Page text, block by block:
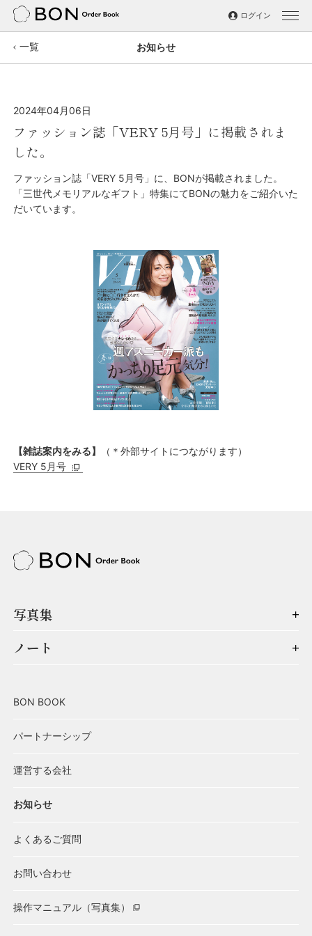
ログイン
写真集
BON BOOK
パートナーシップ
運営する会社
操作マニュアル（写真集）
操作マニュアル（ノート）
＠bon_order_book
一覧 お知らせ
2024年04月06日
ファッション誌「VERY 5月号」に掲載されま
した。
ファッション誌「VERY 5月号」に、BONが掲載されました。
「三世代メモリアルなギフト」特集にてBONの魅力をご紹介いた
だいています。
【雑誌案内をみる】
（＊外部サイトにつながります）
VERY 5月号
写真集
ノート
BON BOOK
パートナーシップ
運営する会社
お知らせ
よくあるご質問
お問い合わせ
操作マニュアル（写真集）